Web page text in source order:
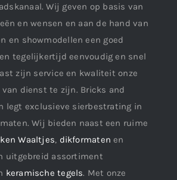
Wij geven op basis van
en wensen en aan de hand van
en showmodellen een goed
tegelijkertijd eenvoudig en snel
zijn service en kwaliteit onze
dienst te zijn. Bricks and
legt exclusieve sierbestrating in
Wij bieden naast een ruime
Waaltjes, dikformaten en
uitgebreid assortiment
keramische tegels. Met onze